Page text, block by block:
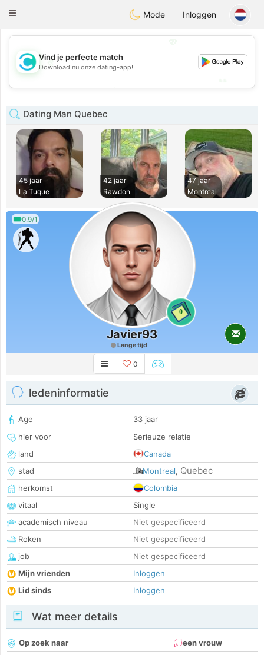
olombiaCitas
Toggle
Mode Inloggen
💖
💕
Vind je perfecte match
Download nu onze dating-app!
Dating Man Quebec
45 jaar
La Tuque
42 jaar
Rawdon
47 jaar
Montreal
0.9/1
0
Javier93
Lange tijd
0
ledeninformatie
Age
33 jaar
hier voor
Serieuze relatie
land
Canada
stad
Montreal, Quebec
herkomst
Colombia
vitaal
Single
academisch niveau
Niet gespecificeerd
Roken
Niet gespecificeerd
job
Niet gespecificeerd
Mijn vrienden
Inloggen
Lid sinds
Inloggen
Wat meer details
Op zoek naar
een vrouw